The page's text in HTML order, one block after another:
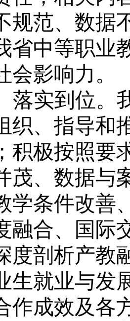
规范、数据
省中等职业
会影响力。
落实到位。
织、指导和
积极按照要
茂、数据与
学条件改善
融合、国际
度剖析产教
生就业与发
作成效及各